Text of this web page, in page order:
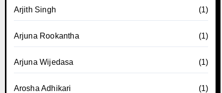
Arjith Singh (1)
Arjuna Rookantha (1)
Arjuna Wijedasa (1)
Arosha Adhikari (1)